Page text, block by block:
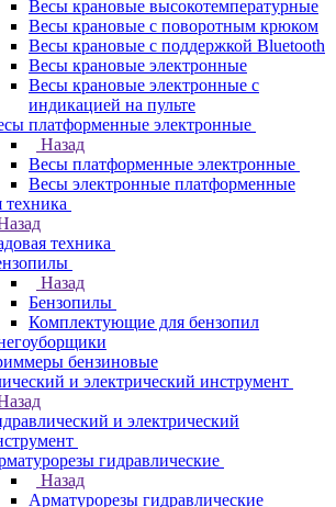
Весы крановые высокотемпературные
Весы крановые с поворотным крюком
Весы крановые с поддержкой Bluetooth
Весы крановые электронные
Весы крановые электронные с
индикацией на пульте
платформенные электронные
Назад
Весы платформенные электронные
Весы электронные платформенные
техника
техника
Назад
Бензопилы
Комплектующие для бензопил
бензиновые
и электрический инструмент
и электрический
гидравлические
Назад
Арматурорезы гидравлические